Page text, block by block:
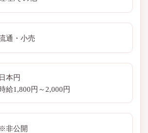
通・小売
日本円
給1,800円～2,000円
※非公開